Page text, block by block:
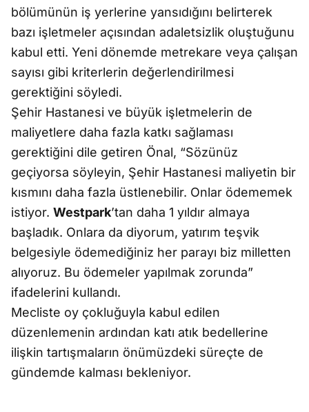
bölümünün iş yerlerine yansıdığını belirterek
bazı işletmeler açısından adaletsizlik oluştuğunu
kabul etti. Yeni dönemde metrekare veya çalışan
sayısı gibi kriterlerin değerlendirilmesi
gerektiğini söyledi.
Şehir Hastanesi ve büyük işletmelerin de
maliyetlere daha fazla katkı sağlaması
gerektiğini dile getiren Önal, “Sözünüz
geçiyorsa söyleyin, Şehir Hastanesi maliyetin bir
kısmını daha fazla üstlenebilir. Onlar ödememek
istiyor. Westpark’tan daha 1 yıldır almaya
başladık. Onlara da diyorum, yatırım teşvik
belgesiyle ödemediğiniz her parayı biz milletten
alıyoruz. Bu ödemeler yapılmak zorunda”
ifadelerini kullandı.
Mecliste oy çokluğuyla kabul edilen
düzenlemenin ardından katı atık bedellerine
ilişkin tartışmaların önümüzdeki süreçte de
gündemde kalması bekleniyor.